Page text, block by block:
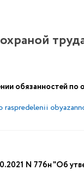
обязанностей по
raspredelenii
N 776н "Об